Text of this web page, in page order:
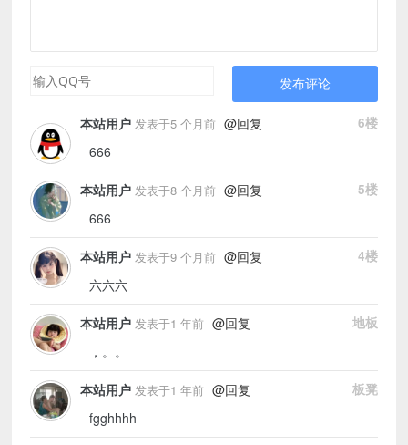
发布评论
本站用户 6楼
发表于5 个月前 @回复
666
本站用户 5楼
发表于8 个月前 @回复
666
本站用户 4楼
发表于9 个月前 @回复
六六六
本站用户 地板
发表于1 年前 @回复
，。。
本站用户 板凳
发表于1 年前 @回复
fgghhhh